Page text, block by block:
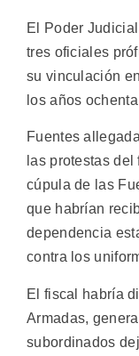
El Poder
tres oficiales
su vinculación
los años
Fuentes
las protestas
cúpula de las
que habrían
dependencia
contra los
El fiscal habría
Armadas,
subordinados